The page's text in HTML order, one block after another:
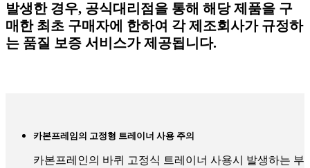
발생한 경우, 공식대리점을 통해 해당 제품을 구
매한 최초 구매자에 한하여 각 제조회사가 규정하
는 품질 보증 서비스가 제공됩니다.
카본프레임의 고정형 트레이너 사용 주의
카본프레인의 바퀴 고정식 트레이너 사용시 발생하는 부